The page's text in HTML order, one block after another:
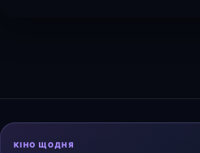
КІНО ЩОДНЯ